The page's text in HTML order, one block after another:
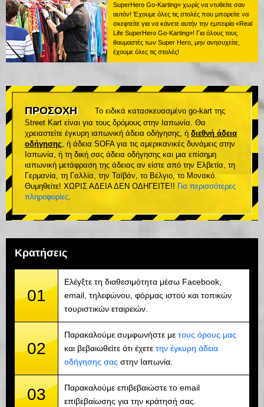
SuperHero Go-Karting» χωρίς να ντυθείτε σαν
αυτόν! Έχουμε όλες τις στολές που μπορείτε να
σκεφτείτε για να κάνετε αυτήν την εμπειρία «Real
Life SuperHero Go-Karting»! Για όλους τους
θαυμαστές των Super Hero, μην ανησυχείτε,
έχουμε όλες τις στολές!
ΠΡΟΣΟΧΗ
Το ειδικά κατασκευασμένο go-kart της
Street Kart είναι για τους δρόμους στην Ιαπωνία. Θα
χρειαστείτε έγκυρη ιαπωνική άδεια οδήγησης, ή διεθνή άδεια
οδήγησης, ή άδεια SOFA για τις αμερικανικές δυνάμεις στην
Ιαπωνία, ή τη δική σας άδεια οδήγησης και μια επίσημη
ιαπωνική μετάφραση της άδειας αν είστε από την Ελβετία, τη
Γερμανία, τη Γαλλία, την Ταϊβάν, το Βέλγιο, το Μονακό.
Θυμηθείτε! ΧΩΡΙΣ ΑΔΕΙΑ ΔΕΝ ΟΔΗΓΕΙΤΕ!! Για περισσότερες
πληροφορίες.
Κρατήσεις
01
Ελέγξτε τη διαθεσιμότητα μέσω Facebook,
email, τηλεφώνου, φόρμας ιστού και τοπικών
τουριστικών εταιρειών.
02
Παρακαλούμε συμφωνήστε με τους όρους μας
και βεβαιωθείτε ότι έχετε την έγκυρη άδεια
οδήγησης σας στην Ιαπωνία.
03
Παρακαλούμε επιβεβαιώστε το email
επιβεβαίωσης για την κράτησή σας.